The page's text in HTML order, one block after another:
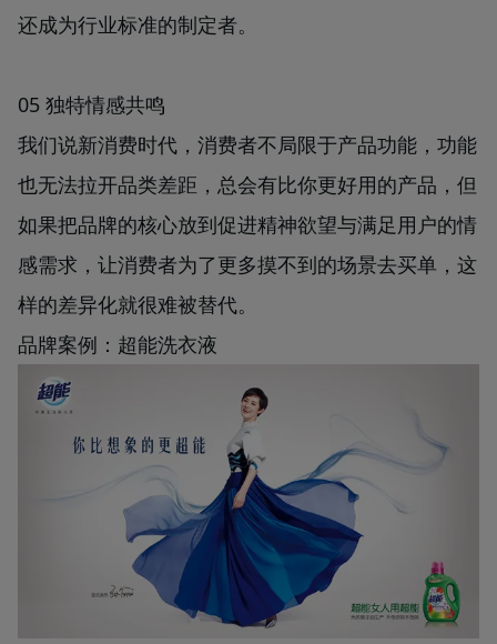
还成为行业标准的制定者。
05 独特情感共鸣
我们说新消费时代，消费者不局限于产品功能，功能
也无法拉开品类差距，总会有比你更好用的产品，但
如果把品牌的核心放到促进精神欲望与满足用户的情
感需求，让消费者为了更多摸不到的场景去买单，这
样的差异化就很难被替代。
品牌案例：超能洗衣液